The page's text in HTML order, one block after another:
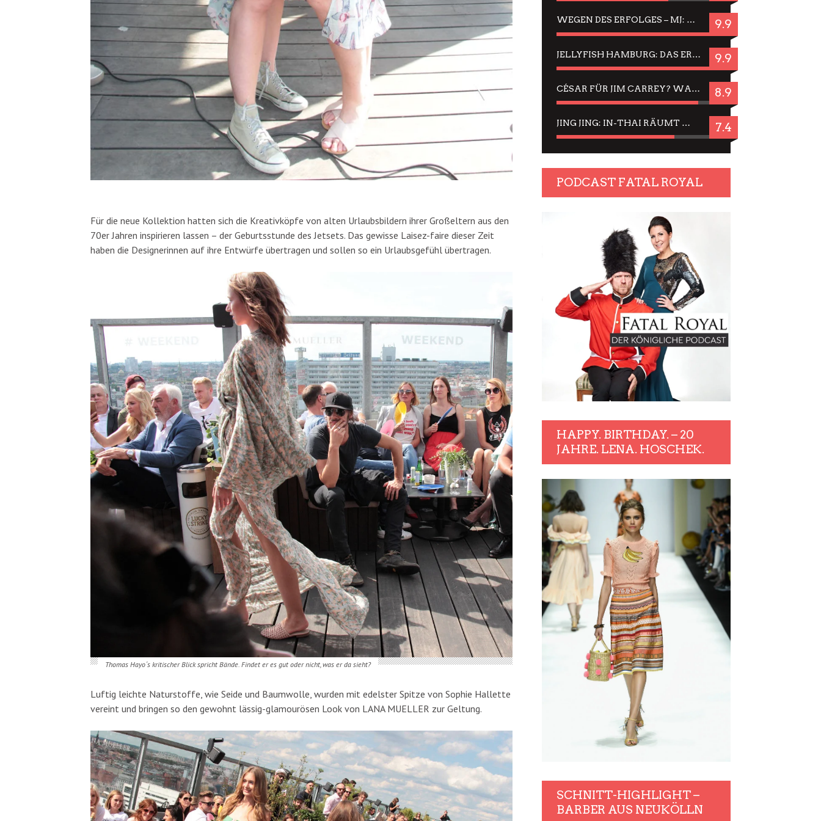
Für die neue Kollektion hatten sich die Kreativköpfe von alten Urlaubsbildern ihrer Großeltern aus den
70er Jahren inspirieren lassen – der Geburtsstunde des Jetsets. Das gewisse Laisez-faire dieser Zeit
haben die Designerinnen auf ihre Entwürfe übertragen und sollen so ein Urlaubsgefühl übertragen.
Thomas Hayo´s kritischer Blick spricht Bände. Findet er es gut oder nicht, was er da sieht?
Luftig leichte Naturstoffe, wie Seide und Baumwolle, wurden mit edelster Spitze von Sophie Hallette
vereint und bringen so den gewohnt lässig-glamourösen Look von LANA MUELLER zur Geltung.
WEGEN DES ERFOLGES – MJ: MICHAEL JACKSON MUSICAL IN EINER MATINEE SEHEN 9.9
JELLYFISH HAMBURG: DAS ERFOLGREICHE SOMMER-MENÜ 2025 IN GEFÜHLEN UND BILDERN 9.9
CÉSAR FÜR JIM CARREY? WARUM DAS EINER DER NERVIGSTEN ACTORS IST UND BLEIBT 8.9
JING JING: IN-THAI RÄUMT WIEDER TITEL AB – EIN ZWEI-STUNDEN-ERLEBNISBERICHT 7.4
PODCAST FATAL ROYAL
HAPPY. BIRTHDAY. – 20
JAHRE. LENA. HOSCHEK.
SCHNITT-HIGHLIGHT –
BARBER AUS NEUKÖLLN